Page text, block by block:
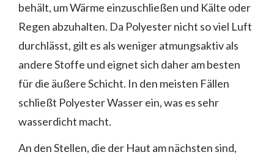
behält, um Wärme einzuschließen und Kälte oder
Regen abzuhalten. Da Polyester nicht so viel Luft
durchlässt, gilt es als weniger atmungsaktiv als
andere Stoffe und eignet sich daher am besten
für die äußere Schicht. In den meisten Fällen
schließt Polyester Wasser ein, was es sehr
wasserdicht macht.
An den Stellen, die der Haut am nächsten sind,